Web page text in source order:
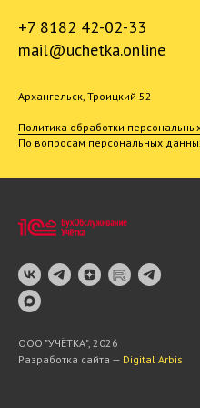
+7 8182 42-02-33
mail@uchetka.online
Архангельск, Троицкий 52
Политика обработки
По вопросам персональных
ООО "УЧЁТКА", 2026
Разработка сайта — Digital Arbis